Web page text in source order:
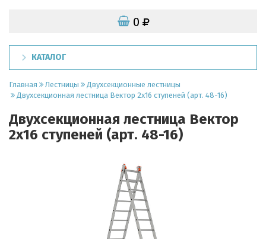
0
КАТАЛОГ
Главная Лестницы
Двухсекционные лестницы
Двухсекционная лестница Вектор 2x16 ступеней (арт. 48-16)
Двухсекционная лестница Вектор
2x16 ступеней (арт. 48-16)